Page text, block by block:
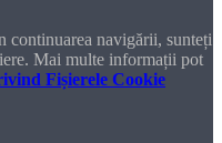
continuarea navigării, sunteți
Mai multe informații pot
Fișierele Cookie